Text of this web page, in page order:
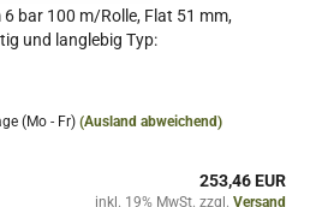
bar 100 m/Rolle, Flat 51 mm,
und langlebig Typ:
(Mo - Fr) (Ausland abweichend)
253,46 EUR
inkl. 19% MwSt. zzgl. Versand